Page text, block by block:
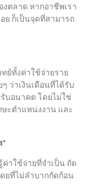
ตลาด หากอาชีพเรา
ย ก็เป็นจุดที่สามารถ
ย์ทั้งค่าใช้จ่ายราย
ว่าเงินเดือนที่ได้รับ
บอนาคต โดยไม่ใช่
ะตำแหน่งงาน และ
ค่าใช้จ่ายที่จำเป็น ถัด
ยที่ไม่ลำบากกัดก้อน